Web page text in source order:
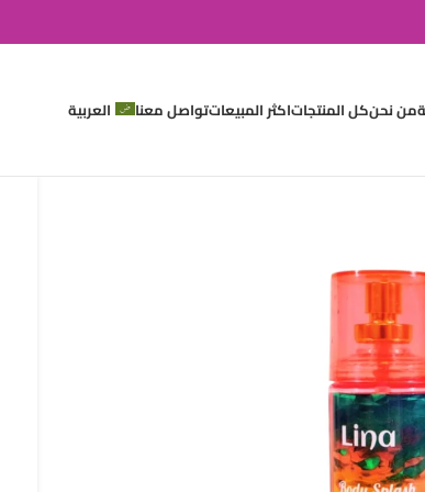
من نحنكل المنتجاتاكثر المبيعاتتواصل معنا العربية